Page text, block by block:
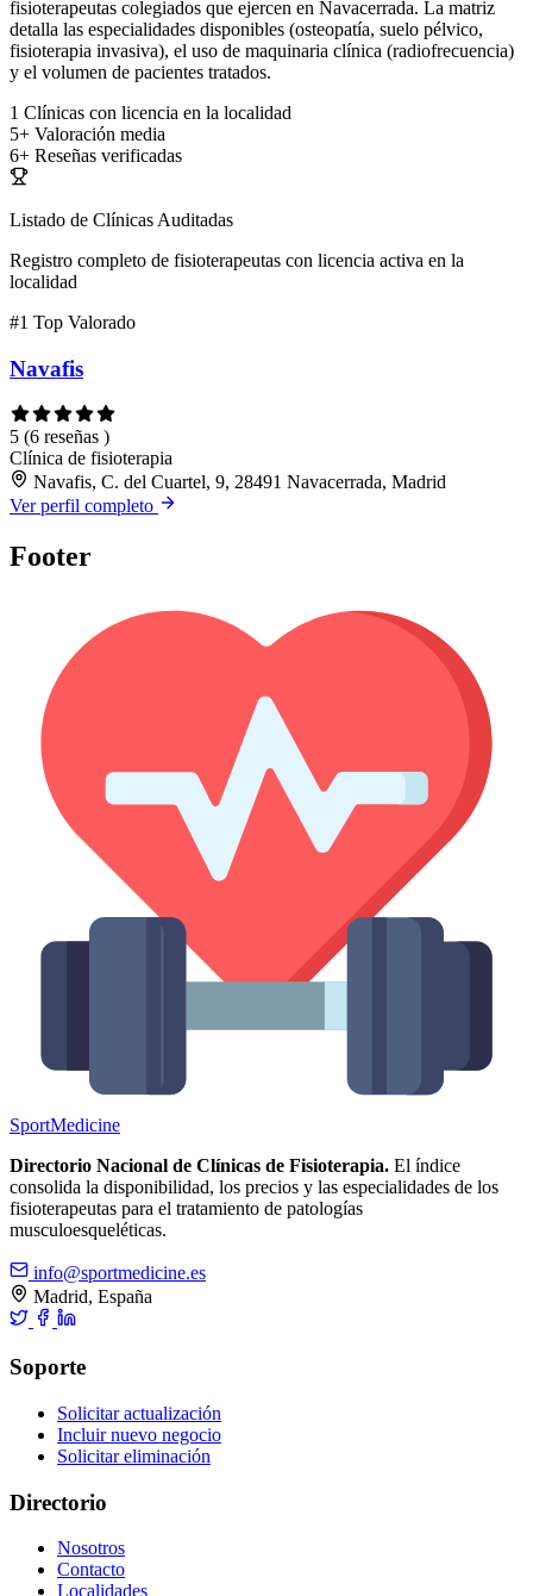
fisioterapeutas colegiados que ejercen en Navacerrada. La matriz
detalla las especialidades disponibles (osteopatía, suelo pélvico,
fisioterapia invasiva), el uso de maquinaria clínica (radiofrecuencia)
y el volumen de pacientes tratados.
1 Clínicas con licencia en la localidad
5+ Valoración media
6+ Reseñas verificadas
Listado de Clínicas Auditadas
Registro completo de fisioterapeutas con licencia activa en la
localidad
#1 Top Valorado
Navafis
5 (6 reseñas )
Clínica de fisioterapia
Navafis, C. del Cuartel, 9, 28491 Navacerrada, Madrid
Ver perfil completo
Footer
SportMedicine
Directorio Nacional de Clínicas de Fisioterapia. El índice
consolida la disponibilidad, los precios y las especialidades de los
fisioterapeutas para el tratamiento de patologías
musculoesqueléticas.
info@sportmedicine.es
Madrid, España
Soporte
Solicitar actualización
Incluir nuevo negocio
Solicitar eliminación
Directorio
Nosotros
Contacto
Localidades